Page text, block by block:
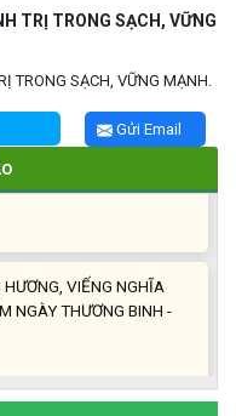
TRỊ TRONG SẠCH, VỮNG
TRONG SẠCH, VỮNG MẠNH.
Gửi Email
QUÀ CÁC GIA ĐÌNH
- LIỆT SĨ 27/7
KẾT CÔNG TÁC HỘI 6
CHI HỘI SAU SÁP
VIẾNG NGHĨA
NGÀY THƯƠNG BINH -